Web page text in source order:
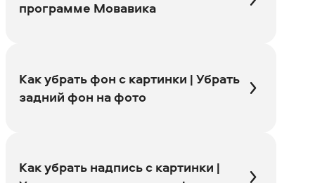
программе Мовавика
Как убрать фон с картинки | Убрать
задний фон на фото
Как убрать надпись с картинки |